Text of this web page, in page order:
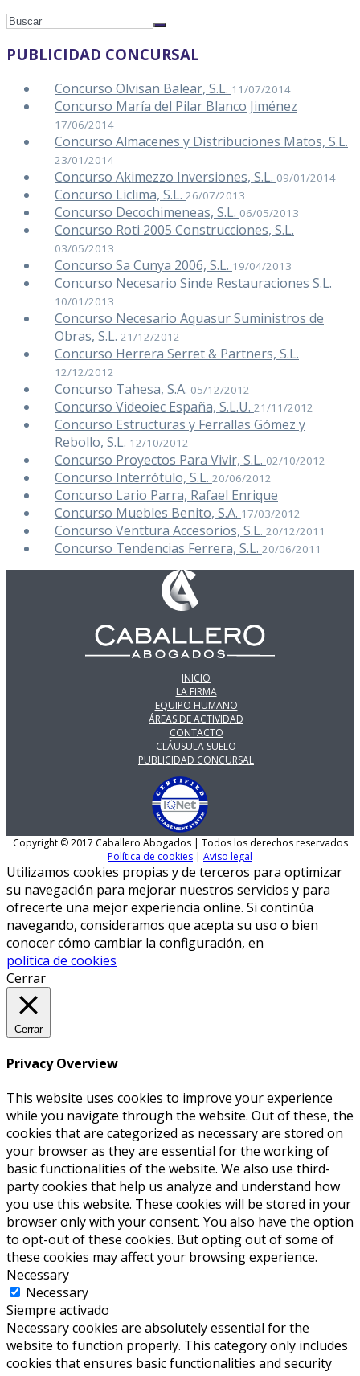
PUBLICIDAD CONCURSAL
Concurso Olvisan Balear, S.L. 11/07/2014
Concurso María del Pilar Blanco Jiménez
17/06/2014
Concurso Almacenes y Distribuciones Matos, S.L.
23/01/2014
Concurso Akimezzo Inversiones, S.L. 09/01/2014
Concurso Liclima, S.L. 26/07/2013
Concurso Decochimeneas, S.L. 06/05/2013
Concurso Roti 2005 Construcciones, S.L.
03/05/2013
Concurso Sa Cunya 2006, S.L. 19/04/2013
Concurso Necesario Sinde Restauraciones S.L.
10/01/2013
Concurso Necesario Aquasur Suministros de
Obras, S.L. 21/12/2012
Concurso Herrera Serret & Partners, S.L.
12/12/2012
Concurso Tahesa, S.A. 05/12/2012
Concurso Videoiec España, S.L.U. 21/11/2012
Concurso Estructuras y Ferrallas Gómez y
Rebollo, S.L. 12/10/2012
Concurso Proyectos Para Vivir, S.L. 02/10/2012
Concurso Interrótulo, S.L. 20/06/2012
Concurso Lario Parra, Rafael Enrique
Concurso Muebles Benito, S.A. 17/03/2012
Concurso Venttura Accesorios, S.L. 20/12/2011
Concurso Tendencias Ferrera, S.L. 20/06/2011
INICIO
LA FIRMA
EQUIPO HUMANO
ÁREAS DE ACTIVIDAD
CONTACTO
CLÁUSULA SUELO
PUBLICIDAD CONCURSAL
Copyright © 2017 Caballero Abogados | Todos los derechos reservados
Política de cookies | Aviso legal
Utilizamos cookies propias y de terceros para optimizar
su navegación para mejorar nuestros servicios y para
ofrecerte una mejor experiencia online. Si continúa
navegando, consideramos que acepta su uso o bien
conocer cómo cambiar la configuración, en
política de cookies
Cerrar
Cerrar
Privacy Overview
This website uses cookies to improve your experience
while you navigate through the website. Out of these, the
cookies that are categorized as necessary are stored on
your browser as they are essential for the working of
basic functionalities of the website. We also use third-
party cookies that help us analyze and understand how
you use this website. These cookies will be stored in your
browser only with your consent. You also have the option
to opt-out of these cookies. But opting out of some of
these cookies may affect your browsing experience.
Necessary
Necessary
Siempre activado
Necessary cookies are absolutely essential for the
website to function properly. This category only includes
cookies that ensures basic functionalities and security